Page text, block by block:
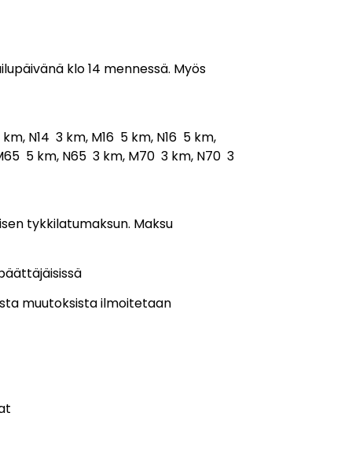
klo 14 mennessä. Myös
N14 3 km, M16 5 km, N16 5 km,
5 km, N65 3 km, M70 3 km, N70 3
tykkilatumaksun. Maksu
muutoksista ilmoitetaan